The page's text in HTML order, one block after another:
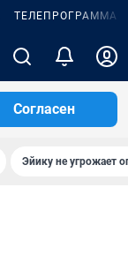
ТЕЛЕПРОГРАММА
Согласен
Эйику не угрожает